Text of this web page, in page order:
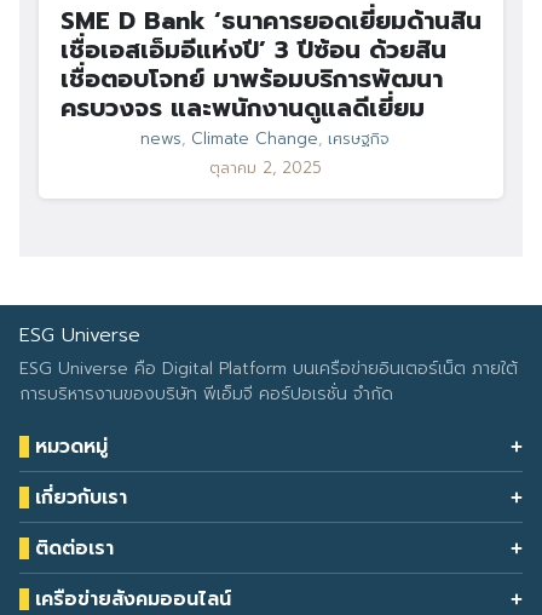
SME D Bank ‘ธนาคารยอดเยี่ยมด้านสิน
เชื่อเอสเอ็มอีแห่งปี’ 3 ปีซ้อน ด้วยสิน
เชื่อตอบโจทย์ มาพร้อมบริการพัฒนา
ครบวงจร และพนักงานดูแลดีเยี่ยม
news, Climate Change, เศรษฐกิจ
ตุลาคม 2, 2025
ESG Universe
ESG Universe คือ Digital Platform บนเครือข่ายอินเตอร์เน็ต ภายใต้
การบริหารงานของบริษัท พีเอ็มจี คอร์ปอเรชั่น จำกัด
หมวดหมู่
Health & Wellness
Eco Icon
ESG Data
Climate Change
ESG Report
เกี่ยวกับเรา
Our Services
About Us
Contact Us
ติดต่อเรา
โทรศัพท์: 090-549-2524
เครือข่ายสังคมออนไลน์